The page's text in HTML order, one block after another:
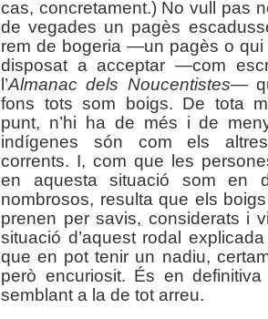
cas, concretament.) No vull pas
de vegades un pagès
rem de bogeria —un pagès o qui
disposat a acceptar —com
l’Almanac dels Noucentistes—
fons tots som boigs. De tota
punt, n’hi ha de més i de
indígenes són com els
corrents. I, com que les
en aquesta situació som en
nombrosos, resulta que els
prenen per savis, considerats i
situació d’aquest rodal
que en pot tenir un nadiu,
però encuriosit. És en
semblant a la de tot arreu.